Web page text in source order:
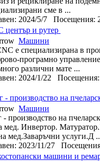
сме в ...
2024/5/7 Посещения:
център и рутер
Машини
е специализирана в
програмно
различни мате ...
2024/1/22
- производство на
Машини
производство на
мед. Инвертор.
мед.Заваръчни услуги.Д
2023/11/27
машини и